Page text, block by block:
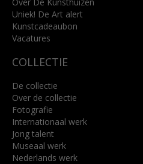
Lees meer
Uniek! De Art alert
Kunstcadeaubon
Vacatures
COLLECTIE
De collectie
Over de collectie
Fotografie
Internationaal werk
Jong talent
Museaal werk
Nederlands werk